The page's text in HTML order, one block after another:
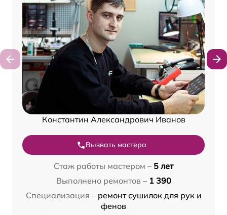
Константин Александрович Иванов
Вызвать мастера
Стаж работы мастером – 5 лет
Выполнено ремонтов – 1 390
Специализация – ремонт сушилок для рук и
фенов